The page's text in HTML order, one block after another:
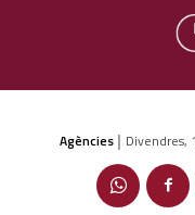
Agències | Divendres,